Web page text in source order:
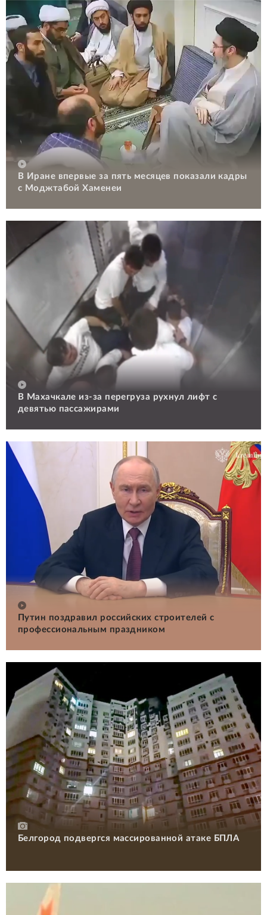
В Иране впервые за пять месяцев показали кадры
с Моджтабой Хаменеи
В Махачкале из-за перегруза рухнул лифт с
девятью пассажирами
Путин поздравил российских строителей с
профессиональным праздником
Белгород подвергся массированной атаке БПЛА